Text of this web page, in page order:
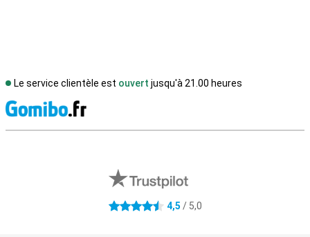
Le service clientèle est ouvert jusqu'à 21.00 heures
4.5 étoiles 4,5 / 5,0